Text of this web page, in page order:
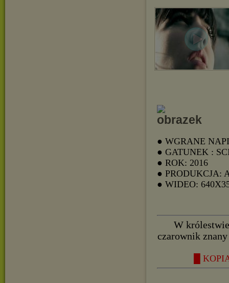
● WGRANE
● GATUNEK :
● ROK: 2016
● PRODUKCJA:
● WIDEO:
W
czarownik
█